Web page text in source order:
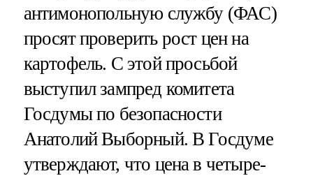
антимонопольную службу (ФАС)
просят проверить рост цен на
картофель. С этой просьбой
выступил зампред комитета
Госдумы по безопасности
Анатолий Выборный. В Госдуме
утверждают, что цена в четыре-